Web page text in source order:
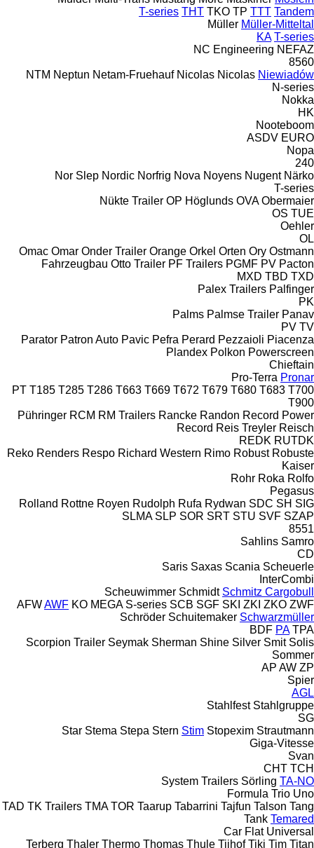
T-series THT TKO TP TTT Tandem
Müller Müller-Mitteltal
KA T-series
NC Engineering NEFAZ
8560
NTM Neptun Netam-Fruehauf Nicolas Nicolas Niewiadów
N-series
Nokka
HK
Nooteboom
ASDV EURO
Nopa
240
Nor Slep Nordic Norfrig Nova Noyens Nugent Närko
T-series
Nükte Trailer OP Höglunds OVA Obermaier
OS TUE
Oehler
OL
Omac Omar Onder Trailer Orange Orkel Orten Ory Ostmann
Fahrzeugbau Otto Trailer PF Trailers PGMF PV Pacton
MXD TBD TXD
Palex Trailers Palfinger
PK
Palms Palmse Trailer Panav
PV TV
Parator Patron Auto Pavic Pefra Perard Pezzaioli Piacenza
Plandex Polkon Powerscreen
Chieftain
Pro-Terra Pronar
PT T185 T285 T286 T663 T669 T672 T679 T680 T683 T700
T900
Pühringer RCM RM Trailers Rancke Randon Record Power
Record Reis Treyler Reisch
REDK RUTDK
Reko Renders Respo Richard Western Rimo Robust Robuste
Kaiser
Rohr Roka Rolfo
Pegasus
Rolland Rottne Royen Rudolph Rufa Rydwan SDC SH SIG
SLMA SLP SOR SRT STU SVF SZAP
8551
Sahlins Samro
CD
Saris Saxas Scania Scheuerle
InterCombi
Scheuwimmer Schmidt Schmitz Cargobull
AFWAWF KO MEGA S-series SCB SGF SKI ZKI ZKO ZWF
Schröder Schuitemaker Schwarzmüller
BDF PA TPA
Scorpion Trailer Seymak Sherman Shine Silver Smit Solis
Sommer
AP AW ZP
Spier
AGL
Stahlfest Stahlgruppe
SG
Star Stema Stepa Stern Stim Stopexim Strautmann
Giga-Vitesse
Svan
CHT TCH
System Trailers Sörling TA-NO
Formula Trio Uno
TAD TK Trailers TMA TOR Taarup Tabarrini Tajfun Talson Tang
Tank Temared
Car Flat Universal
Terberg Thaler Thermo Thomas Thule Tijhof Tiki Tim Titan